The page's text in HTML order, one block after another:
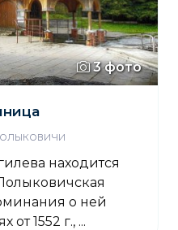
3 фото
находится
о ней
1552 г., ...